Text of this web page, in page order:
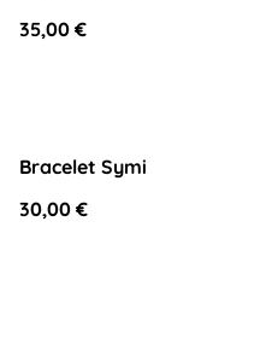
35,00 €
Bracelet Symi
30,00 €